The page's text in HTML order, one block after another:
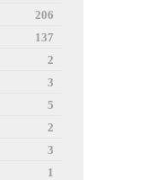
206
137
2
3
5
2
3
1